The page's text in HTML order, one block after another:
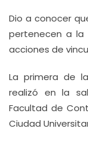
Dio a conocer
pertenecen a la
acciones de
La primera de
realizó en la
Facultad de
Ciudad